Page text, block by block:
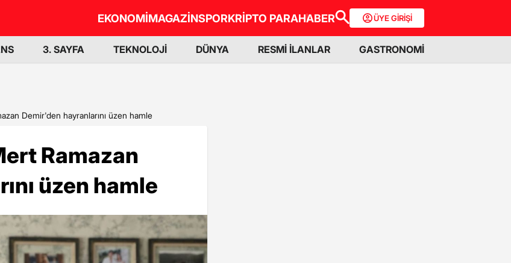
EKONOMİMAGAZİNSPORKRİPTO PARAHABER ÜYE GİRİŞİ
3. SAYFA TEKNOLOJİ DÜNYA RESMİ İLANLAR GASTRONOMİ
Demir'den hayranlarını üzen hamle
Ramazan
üzen hamle